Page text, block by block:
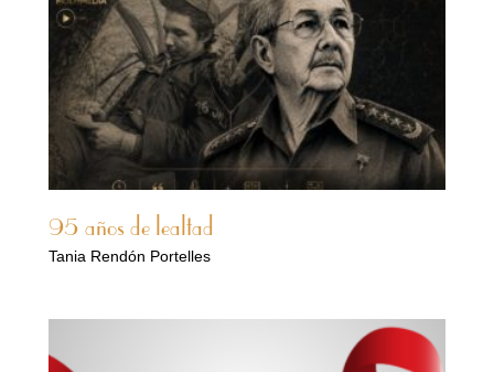
95 años de lealtad
Tania Rendón Portelles